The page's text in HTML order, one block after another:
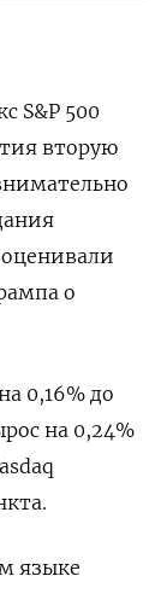
S&P 500
вторую
о
0,16% до
на 0,24%
языке